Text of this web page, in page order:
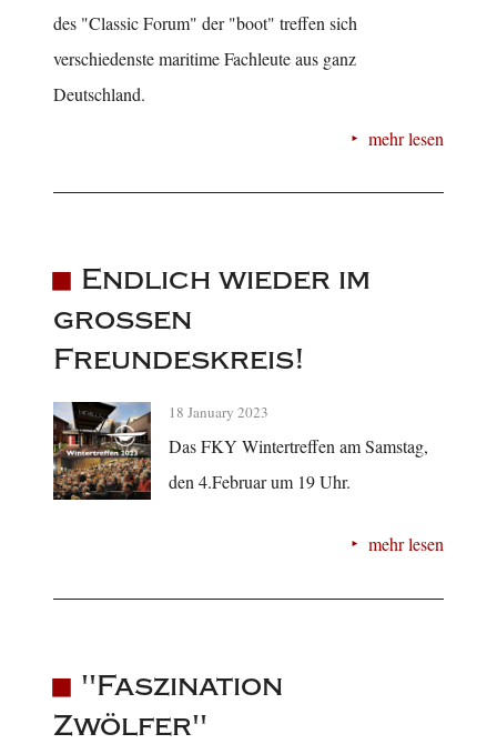
des "Classic Forum" der "boot" treffen sich
verschiedenste maritime Fachleute aus ganz
Deutschland.
mehr lesen
Endlich wieder im
großen
Freundeskreis!
18 January 2023
Das FKY Wintertreffen am Samstag,
den 4.Februar um 19 Uhr.
mehr lesen
"Faszination
Zwölfer"